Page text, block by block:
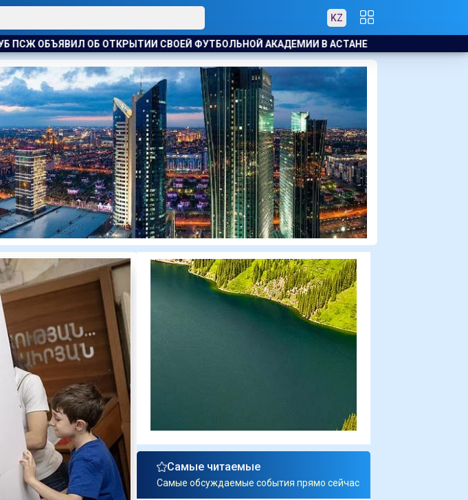
KZ
ФУТБОЛЬНОЙ АКАДЕМИИ В АСТАНЕ АСТАНА ОСТАНЕТСЯ ПОД ВЛИЯНИЕМ ЦИКЛОНА:
Самые читаемые
Самые обсуждаемые события прямо сейчас